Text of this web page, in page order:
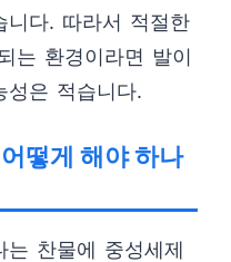
니다. 따라서 적절한
는 환경이라면 발이
성은 적습니다.
떻게 해야 하나
는 찬물에 중성세제